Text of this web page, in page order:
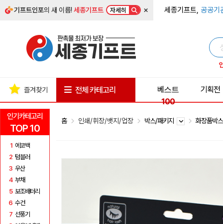
기프트인포의 새 이름!세종기프트 자세히 × 세종기프트, 공공기
인기카테고리
TOP 10
1 에코백
2 텀블러
3 우산
4 부채
5 보조배터리
6 수건
7 선풍기
즐겨찾기 전체 카테고리
베스트
100
기획전
홈 인쇄/휘장/뱃지/업장 박스/패키지 화장품박